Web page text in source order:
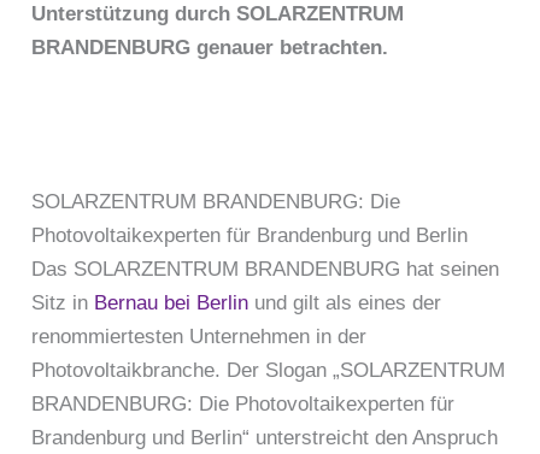
Unterstützung durch SOLARZENTRUM
BRANDENBURG genauer betrachten.
SOLARZENTRUM BRANDENBURG: Die
Photovoltaikexperten für Brandenburg und Berlin
Das SOLARZENTRUM BRANDENBURG hat seinen
Sitz in Bernau bei Berlin und gilt als eines der
renommiertesten Unternehmen in der
Photovoltaikbranche. Der Slogan „SOLARZENTRUM
BRANDENBURG: Die Photovoltaikexperten für
Brandenburg und Berlin“ unterstreicht den Anspruch